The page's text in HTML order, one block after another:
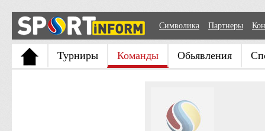
Символика Партнеры
Турниры Команды Обьявления